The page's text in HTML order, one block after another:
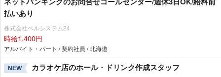
払いあり
株式会社ベルシステム24
時給1,400円
アルバイト・パート / 契約社員 / 北海道
NEW カラオケ店のホール・ドリンク作成スタッフ